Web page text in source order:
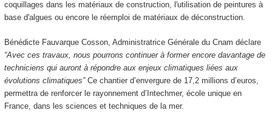
coquillages dans les matériaux de construction, l'utilisation de peintures à
base d'algues ou encore le réemploi de matériaux de déconstruction.
Bénédicte Fauvarque Cosson, Administratrice Générale du Cnam déclare
“Avec ces travaux, nous pourrons continuer à former encore davantage de
techniciens qui auront à répondre aux enjeux climatiques liées aux
évolutions climatiques”Ce chantier d’envergure de 17,2 millions d’euros,
permettra de renforcer le rayonnement d’Intechmer, école unique en
France, dans les sciences et techniques de la mer.